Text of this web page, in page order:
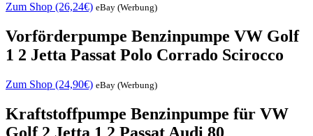
Zum Shop (26,24€) eBay (Werbung)
Vorförderpumpe Benzinpumpe VW Golf
1 2 Jetta Passat Polo Corrado Scirocco
Zum Shop (24,90€) eBay (Werbung)
Kraftstoffpumpe Benzinpumpe für VW
Golf 2 Jetta 1 2 Passat Audi 80